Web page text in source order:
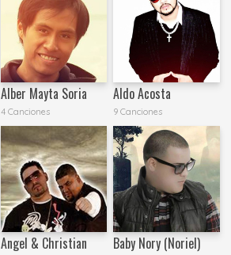
Alber Mayta Soria
4 Canciones
Aldo Acosta
9 Canciones
Angel & Christian Baby Nory (Noriel)